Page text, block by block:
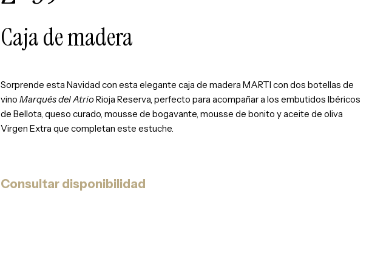
Caja de madera
Sorprende esta Navidad con esta elegante caja de madera MARTI con dos botellas de
vino Marqués del AtrioRioja Reserva, perfecto para acompañar a los embutidos Ibéricos
de Bellota, queso curado, mousse de bogavante, mousse de bonito y aceite de oliva
Virgen Extra que completan este estuche.
Consultar disponibilidad